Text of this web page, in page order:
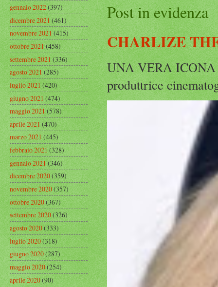
Post in evidenza
CHARLIZE
UNA VERA ICONA
produttrice
gennaio 2022(397)
dicembre 2021(461)
novembre 2021(415)
ottobre 2021(458)
settembre 2021(336)
agosto 2021(285)
luglio 2021(420)
giugno 2021(474)
maggio 2021(578)
aprile 2021(470)
marzo 2021(445)
febbraio 2021(328)
gennaio 2021(346)
dicembre 2020(359)
novembre 2020(357)
ottobre 2020(367)
settembre 2020(326)
agosto 2020(333)
luglio 2020(318)
giugno 2020(287)
maggio 2020(254)
aprile 2020(90)